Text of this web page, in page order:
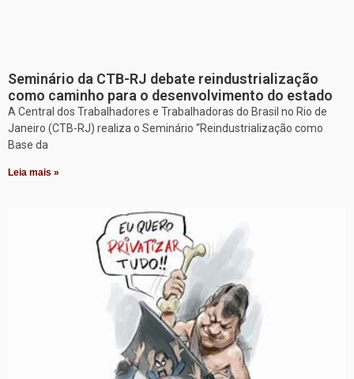
Seminário da CTB-RJ debate reindustrialização
como caminho para o desenvolvimento do estado
A Central dos Trabalhadores e Trabalhadoras do Brasil no Rio de
Janeiro (CTB-RJ) realiza o Seminário “Reindustrialização como
Base da
Leia mais »